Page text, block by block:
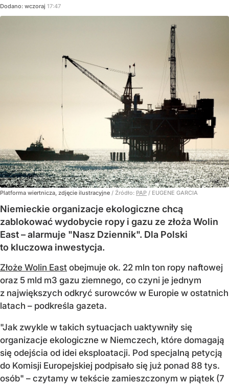
Dodano: wczoraj 17:47
Platforma wiertnicza, zdjęcie ilustracyjne / Źródło: PAP / EUGENE GARCIA
Niemieckie organizacje ekologiczne chcą
zablokować wydobycie ropy i gazu ze złoża Wolin
East – alarmuje "Nasz Dziennik". Dla Polski
to kluczowa inwestycja.
Złoże Wolin East obejmuje ok. 22 mln ton ropy naftowej
oraz 5 mld m3 gazu ziemnego, co czyni je jednym
z największych odkryć surowców w Europie w ostatnich
latach – podkreśla gazeta.
"Jak zwykle w takich sytuacjach uaktywniły się
organizacje ekologiczne w Niemczech, które domagają
się odejścia od idei eksploatacji. Pod specjalną petycją
do Komisji Europejskiej podpisało się już ponad 88 tys.
osób" – czytamy w tekście zamieszczonym w piątek (7